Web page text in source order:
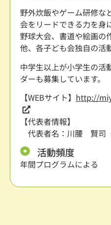
野外炊飯やゲーム研修な
会をリードできる力を身
野球大会、書道や絵画の
他、各子ども会独自の活
中学生以上が小学生の活
ダーも募集しています。
【WEBサイト】 http://
【代表者情報】
代表者名：川腰 賢司
活動頻度
年間プログラムによる